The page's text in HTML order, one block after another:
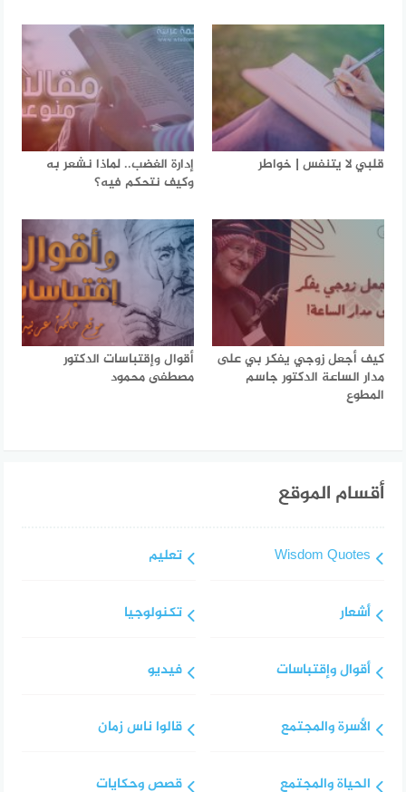
قلبي لا يتنفس | خواطر
إدارة الغضب.. لماذا نشعر به
وكيف نتحكم فيه؟
كيف أجعل زوجي يفكر بي على
مدار الساعة الدكتور جاسم
المطوع
أقوال وإقتباسات الدكتور
مصطفى محمود
أقسام الموقع
Wisdom Quotes
أشعار
أقوال وإقتباسات
الأسرة والمجتمع
الحياة والمجتمع
تعليم
تكنولوجيا
فيديو
قالوا ناس زمان
قصص وحكايات